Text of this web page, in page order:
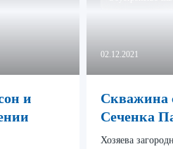
и
02.12.2021
Скважина
Сеченка
Хозяева